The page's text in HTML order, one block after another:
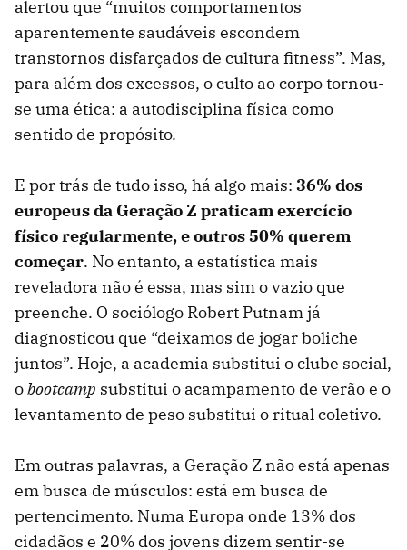
alertou que “muitos comportamentos
aparentemente saudáveis ​​escondem
transtornos disfarçados de cultura fitness”. Mas,
para além dos excessos, o culto ao corpo tornou-
se uma ética: a autodisciplina física como
sentido de propósito.
E por trás de tudo isso, há algo mais: 36% dos
europeus da Geração Z praticam exercício
físico regularmente, e outros 50% querem
começar. No entanto, a estatística mais
reveladora não é essa, mas sim o vazio que
preenche. O sociólogo Robert Putnam já
diagnosticou que “deixamos de jogar boliche
juntos”. Hoje, a academia substitui o clube social,
obootcamp substitui o acampamento de verão e o
levantamento de peso substitui o ritual coletivo.
Em outras palavras, a Geração Z não está apenas
em busca de músculos: está em busca de
pertencimento. Numa Europa onde 13% dos
cidadãos e 20% dos jovens dizem sentir-se